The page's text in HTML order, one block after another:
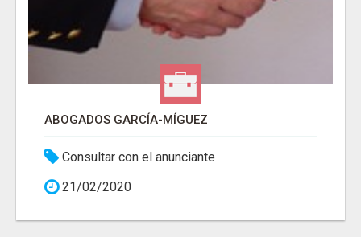
ABOGADOS GARCÍA-MÍGUEZ
Consultar con el anunciante
21/02/2020